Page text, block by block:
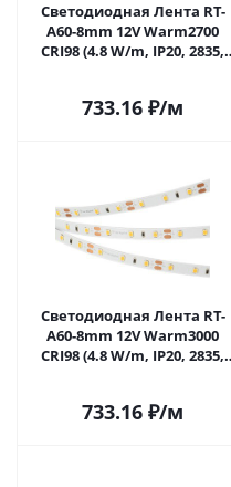
Светодиодная Лента RT-
A60-8mm 12V Warm2700
CRI98 (4.8 W/m, IP20, 2835,
733.16 ₽/м
Светодиодная Лента RT-
A60-8mm 12V Warm3000
CRI98 (4.8 W/m, IP20, 2835,
733.16 ₽/м